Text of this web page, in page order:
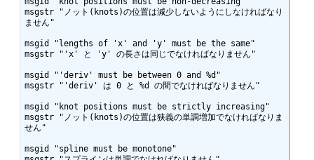
msgstr "ノット(knots)の位置は減少しないようにしなければなり
ません"
msgid "lengths of 'x' and 'y' must be the same"
msgstr "'x' と 'y' の長さは同じでなければなりません"
msgid "'deriv' must be between 0 and %d"
msgstr "'deriv' は 0 と %d の間でなければなりません"
msgid "knot positions must be strictly increasing"
msgstr "ノット(knots)の位置は狭義の単調増加でなければなりま
せん"
msgid "spline must be monotone"